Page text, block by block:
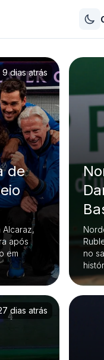
de
Alcaraz,
após
em
9 dias atrás
no
dias atrás